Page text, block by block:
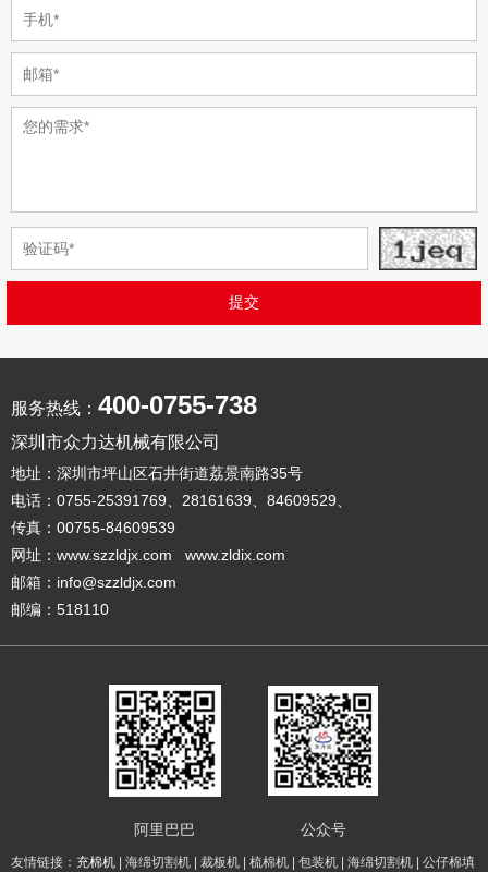
服务热线： 400-0755-738
深圳市众力达机械有限公司
地址：深圳市坪山区石井街道荔景南路35号
电话：0755-25391769、28161639、84609529、
传真：00755-84609539
网址：www.szzldjx.com www.zldix.com
邮箱：info@szzldjx.com
邮编：518110
阿里巴巴 公众号
友情链接： 充棉机 | 海绵切割机 | 裁板机 | 梳棉机 | 包装机 | 海绵切割机 | 公仔棉填